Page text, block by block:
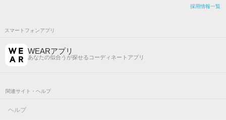
採用情報一覧
スマートフォンアプリ
WEARアプリ
あなたの似合うが探せるコーディネートアプリ
関連サイト・ヘルプ
ヘルプ